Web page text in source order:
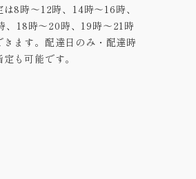
は8時～12時、14時～16時、
、18時～20時、19時～21時
きます。配達日のみ・配達時
も可能です。